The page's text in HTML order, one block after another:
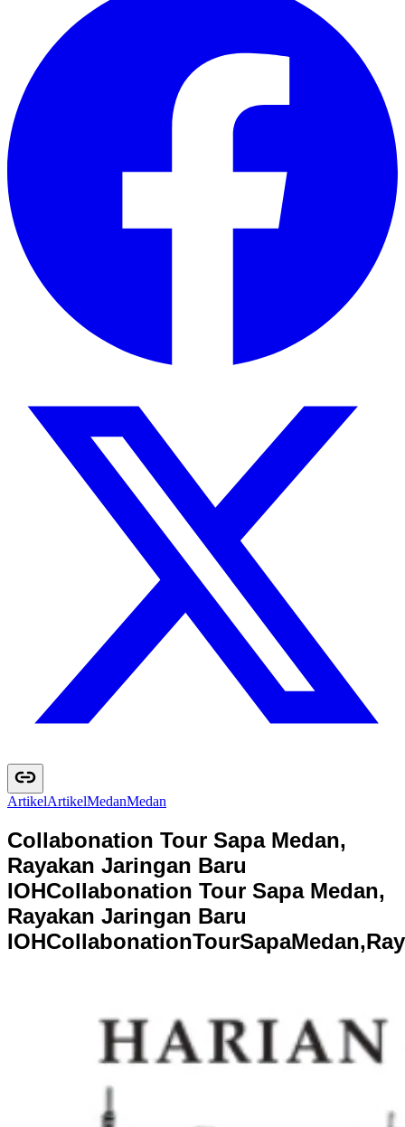
ArtikelArtikelMedanMedan
Collabonation Tour Sapa Medan,
Rayakan Jaringan Baru
IOHCollabonation Tour Sapa Medan,
Rayakan Jaringan Baru
IOHCollabonationTourSapaMedan,Ray